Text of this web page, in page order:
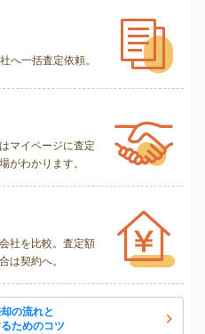
へ一括査定依頼。
マイページに査定
がわかります。
社を比較。査定額
は契約へ。
の流れと
ためのコツ